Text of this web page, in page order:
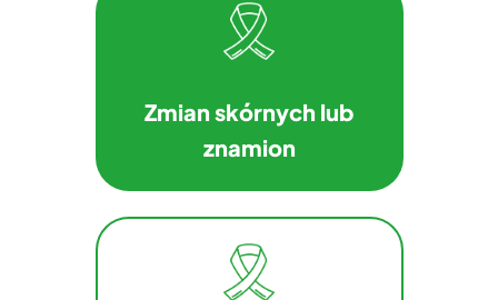
Zmian skórnych lub
znamion